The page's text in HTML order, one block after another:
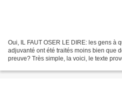
Oui, IL FAUT OSER LE DIRE: les gens à
adjuvanté ont été traités moins bien que
preuve? Très simple, la voici, le texte